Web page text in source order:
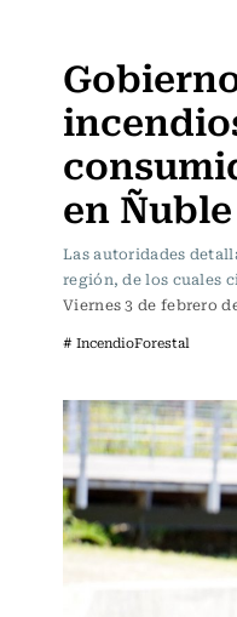
en Ñuble
Las autoridades
región, de los cuales
Viernes 3 de febrero
# IncendioForestal